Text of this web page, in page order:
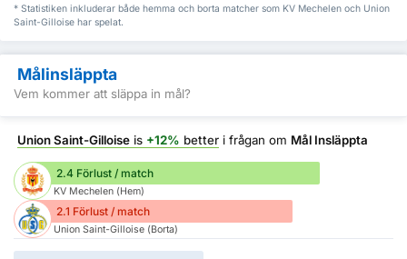
* Statistiken inkluderar både hemma och borta matcher som KV Mechelen och Union
Saint-Gilloise har spelat.
Målinsläppta
Vem kommer att släppa in mål?
Union Saint-Gilloise is +12% better i frågan om Mål Insläppta
2.4 Förlust / match
KV Mechelen (Hem)
2.1 Förlust / match
Union Saint-Gilloise (Borta)